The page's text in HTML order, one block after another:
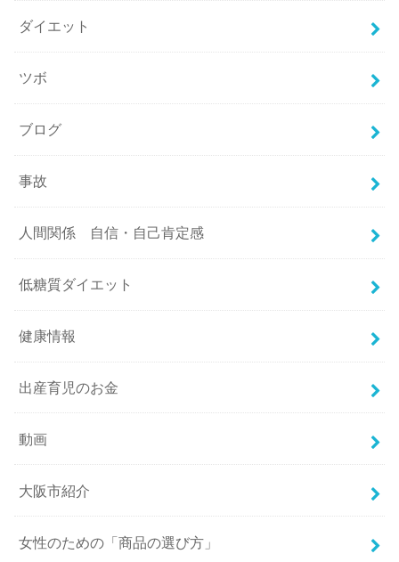
ダイエット
ツボ
ブログ
事故
人間関係 自信・自己肯定感
低糖質ダイエット
健康情報
出産育児のお金
動画
大阪市紹介
女性のための「商品の選び方」